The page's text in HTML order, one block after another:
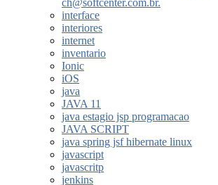
interface
interiores
internet
inventario
Ionic
iOS
java
JAVA 11
java estagio jsp programacao
JAVA SCRIPT
java spring jsf hibernate linux
javascript
javascritp
jenkins